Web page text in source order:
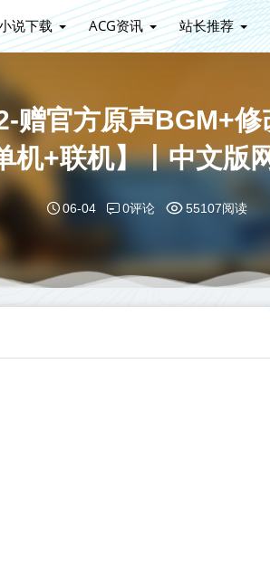
说下载 ACG资讯 站长推荐
赠官方原声BGM+
机+联机】丨中文版
06-04 0评论 55107阅读